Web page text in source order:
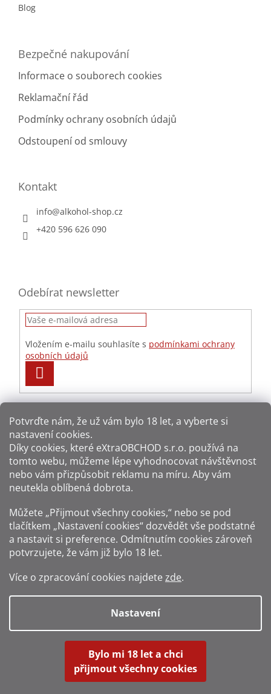
Potvrďte nám​​, že už vám bylo 18 let, a vyberte si
nastavení cookies.
Díky cookies, které eXtraOBCHOD s.r.o. používá na
tomto webu, můžeme lépe vyhodnocovat návštěvnost
nebo vám přizpůsobit reklamu na míru. Aby vám
neutekla oblíbená dobrota.
Můžete „Přijmout všechny cookies,“ nebo se pod
tlačítkem „Nastavení cookies“ dozvědět vše podstatné
a nastavit si preference. Odmítnutím cookies zároveň
potvrzujete, že vám již bylo 18 let.
Více o zpracování cookies najdete zde.
Nastavení
Bylo mi 18 let a chci
přijmout všechny cookies
Blog
Bezpečné nakupování
Informace o souborech cookies
Reklamační řád
Podmínky ochrany osobních údajů
Odstoupení od smlouvy
Kontakt
info@alkohol-shop.cz
+420 596 626 090
Odebírat newsletter
Vložením e-mailu souhlasíte s podmínkami ochrany
osobních údajů
SE
Způsoby dopravy:
Zákaz prodeje alkoholu osobám mladším 18 let.
Vytvořil Shoptet
Copyright 2016-2026Alkohol-shop.cz. Všechna práva vyhrazena.